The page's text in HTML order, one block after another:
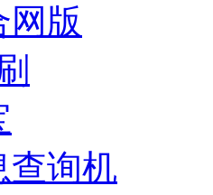
网版
查询机